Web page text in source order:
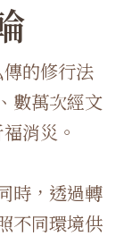
的修行法
數萬次經文
消災。
時，透過轉
不同環境供